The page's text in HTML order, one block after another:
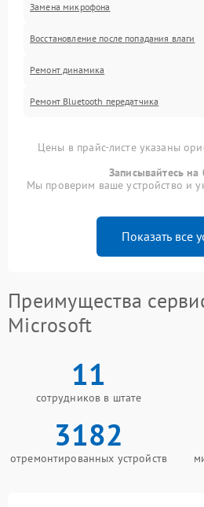
Замена микрофона
Восстановление после попадания влаги
Ремонт динамика
Ремонт Bluetooth передатчика
Цены в прайс-листе указаны
Записывайтесь на
Мы проверим ваше устройство и
Показать все
Преимущества
Microsoft
11
сотрудников в штате
3182
отремонтированных устройств